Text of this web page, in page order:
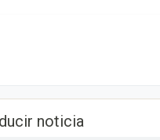
noticia